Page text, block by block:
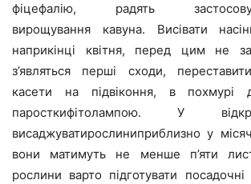
фіцефалію, радять
вирощування кавуна. Висівати
наприкінці квітня, перед цим не
з’являться перші сходи,
касети на підвіконня, в похмурі
паросткифітолампою. У
висаджуватирослиниприблизно у
вони матимуть не менше п’яти
рослини варто підготувати